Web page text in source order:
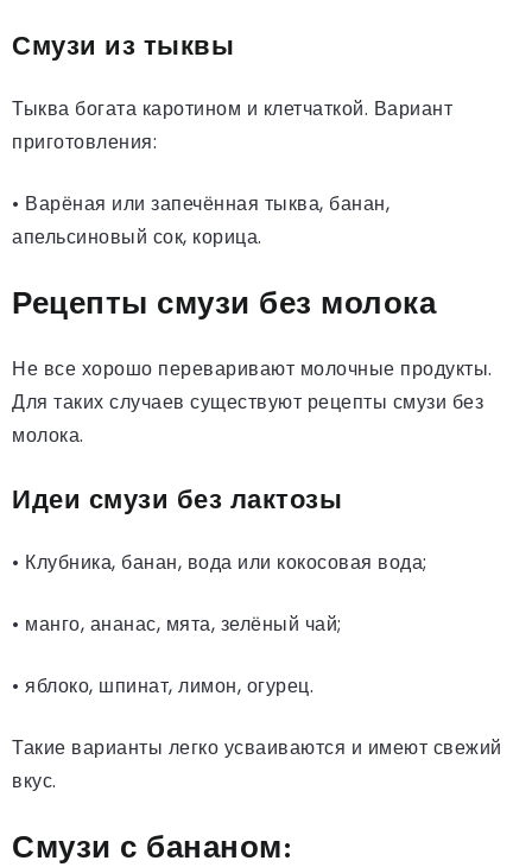
Смузи из тыквы
Тыква богата каротином и клетчаткой. Вариант
приготовления:
• Варёная или запечённая тыква, банан,
апельсиновый сок, корица.
Рецепты смузи без молока
Не все хорошо переваривают молочные продукты.
Для таких случаев существуют рецепты смузи без
молока.
Идеи смузи без лактозы
• Клубника, банан, вода или кокосовая вода;
• манго, ананас, мята, зелёный чай;
• яблоко, шпинат, лимон, огурец.
Такие варианты легко усваиваются и имеют свежий
вкус.
Смузи с бананом: